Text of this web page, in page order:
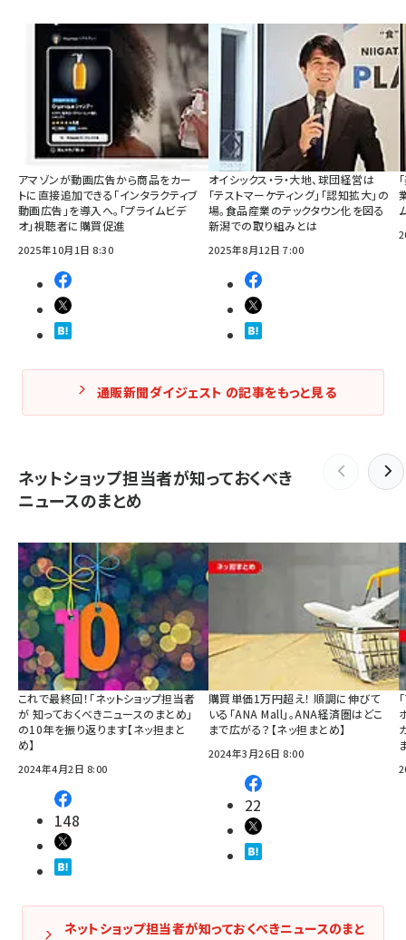
アマゾンが動画広告から商品をカー
トに直接追加できる「インタラクティブ
動画広告」を導入へ。「プライムビデ
オ」視聴者に購買促進
2025年10月1日 8:30
オイシックス・ラ・大地、球団経営は
「テストマーケティング」「認知拡大」の
場。食品産業のテックタウン化を図る
新潟での取り組みとは
2025年8月12日 7:00
通販新聞ダイジェスト の記事をもっと見る
ネットショップ担当者が知っておくべき
ニュースのまとめ
これで最終回！「ネットショップ担当者
が 知っておくべきニュースのまとめ」
の10年を振り返ります【ネッ担まと
め】
2024年4月2日 8:00
148
購買単価1万円超え！ 順調に伸びて
いる「ANA Mall」。ANA経済圏はどこ
まで広がる？【ネッ担まとめ】
2024年3月26日 8:00
22
ネットショップ担当者が知っておくべきニュースのまと